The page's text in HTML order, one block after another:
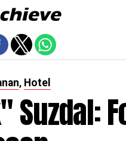
, Hotel